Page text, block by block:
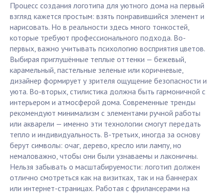
Процесс создания логотипа для уютного дома на первый
взгляд кажется простым: взять понравившийся элемент и
нарисовать. Но в реальности здесь много тонкостей,
которые требуют профессионального подхода. Во-
первых, важно учитывать психологию восприятия цветов.
Выбирая приглушённые теплые оттенки — бежевый,
карамельный, пастельные зеленые или коричневые,
дизайнер формирует у зрителя ощущение безопасности и
уюта. Во-вторых, стилистика должна быть гармоничной с
интерьером и атмосферой дома. Современные тренды
рекомендуют минимализм с элементами ручной работы
или акварели — именно эти технологии смогут передать
тепло и индивидуальность. В-третьих, иногда за основу
берут символы: очаг, дерево, кресло или лампу, но
немаловажно, чтобы они были узнаваемы и лаконичны.
Нельзя забывать о масштабируемости: логотип должен
отлично смотреться как на визитках, так и на баннерах
или интернет-страницах. Работая с фрилансерами на